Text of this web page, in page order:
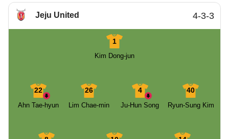
Jeju United 4-3-3
1
Kim Dong-jun
22
Ahn Tae-hyun
26
Lim Chae-min
4
Ju-Hun Song
40
Ryun-Sung Kim